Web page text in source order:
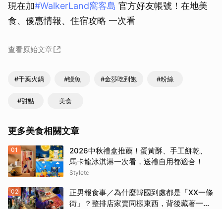
現在加#WalkerLand窩客島 官⽅好友帳號！在地美
食、優惠情報、住宿攻略 一次看
查看原始文章
#千葉火鍋 #鰻魚 #金莎吃到飽 #粉絲
#甜點 美食
更多美食相關文章
01
2026中秋禮盒推薦！蛋黃酥、手工餅乾、
馬卡龍冰淇淋一次看，送禮自用都適合！
Styletc
02
正男報食事／為什麼韓國到處都是「XX一條
街」？整排店家賣同樣東西，背後藏著一套